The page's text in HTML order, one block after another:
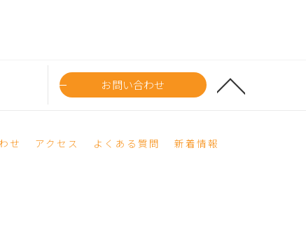
お問い合わせ
せ アクセス よくある質問
新着情報